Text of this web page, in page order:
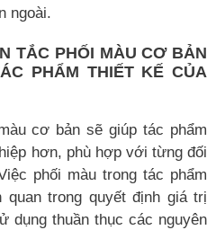
ngoài.
TẮC PHỐI MÀU CƠ BẢN
PHẨM THIẾT KẾ CỦA
cơ bản sẽ giúp tác phẩm
hơn, phù hợp với từng đối
phối màu trong tác phẩm
trong quyết định giá trị
dụng thuần thục các nguyên